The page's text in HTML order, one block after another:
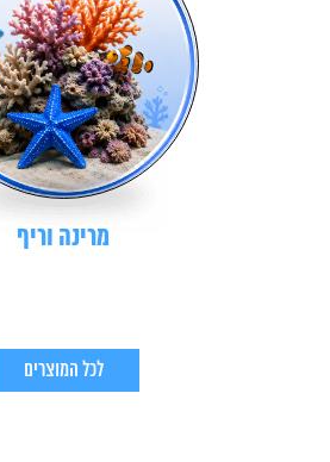
מרינה וריף
לכל המוצרים